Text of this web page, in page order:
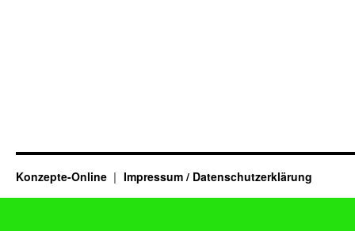
Konzepte-Online Impressum / Datenschutzerklärung